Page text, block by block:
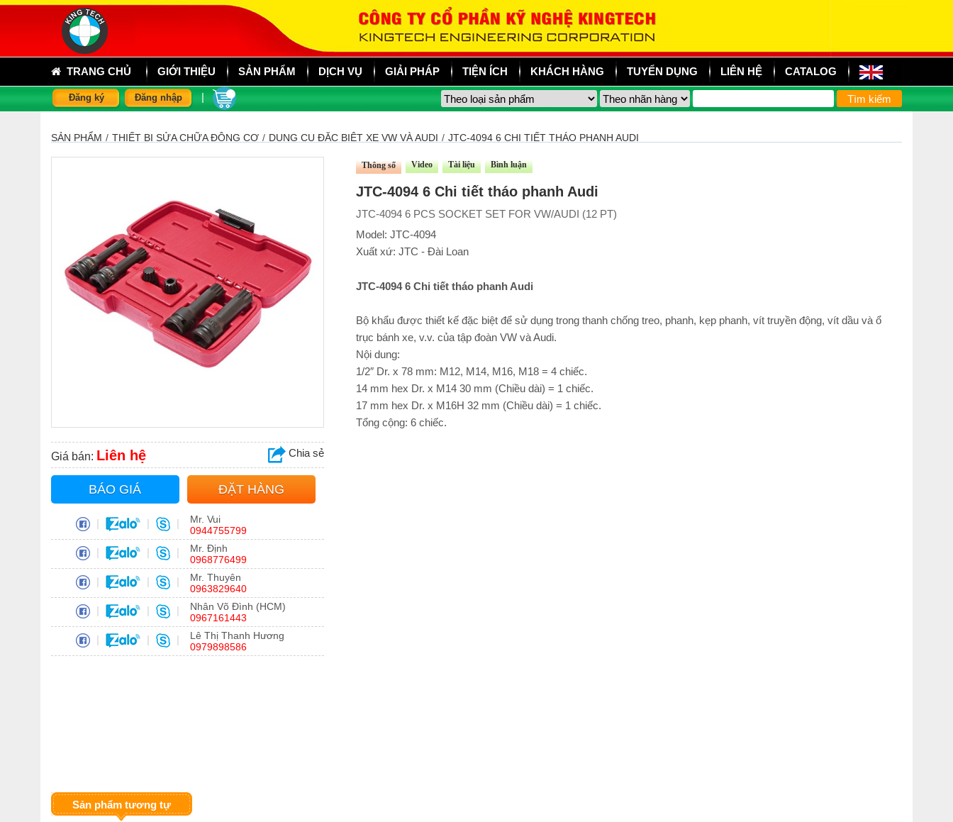
TRANG CHỦ GIỚI THIỆU SẢN PHẨM DỊCH VỤ GIẢI PHÁP TIỆN ÍCH KHÁCH HÀNG TUYỂN DỤNG LIÊN HỆ CATALOG
Đăng ký Đăng nhập
SẢN PHẨM / THIẾT BỊ SỬA CHỮA ĐỘNG CƠ / DỤNG CỤ ĐẶC BIỆT XE VW VÀ AUDI / JTC-4094 6 CHI TIẾT THÁO PHANH AUDI
Giá bán: Liên hệ Chia sẻ
BÁO GIÁ ĐẶT HÀNG
| | |
Mr. Vui
0944755799
| | |
Mr. Định
0968776499
| | |
Mr. Thuyên
0963829640
| | |
Nhân Võ Đình (HCM)
0967161443
| | |
Lê Thị Thanh Hương
0979898586
Thông số Video Tài liệu Bình luận
JTC-4094 6 Chi tiết tháo phanh Audi
JTC-4094 6 PCS SOCKET SET FOR VW/AUDI (12 PT)
Model: JTC-4094
Xuất xứ: JTC - Đài Loan
JTC-4094 6 Chi tiết tháo phanh Audi
Bộ khẩu được thiết kế đặc biệt để sử dụng trong thanh chống treo, phanh, kẹp phanh, vít truyền động, vít dầu và ổ
trục bánh xe, v.v. của tập đoàn VW và Audi.
Nội dung:
1/2″ Dr. x 78 mm: M12, M14, M16, M18 = 4 chiếc.
14 mm hex Dr. x M14 30 mm (Chiều dài) = 1 chiếc.
17 mm hex Dr. x M16H 32 mm (Chiều dài) = 1 chiếc.
Tổng cộng: 6 chiếc.
Sản phẩm tương tự